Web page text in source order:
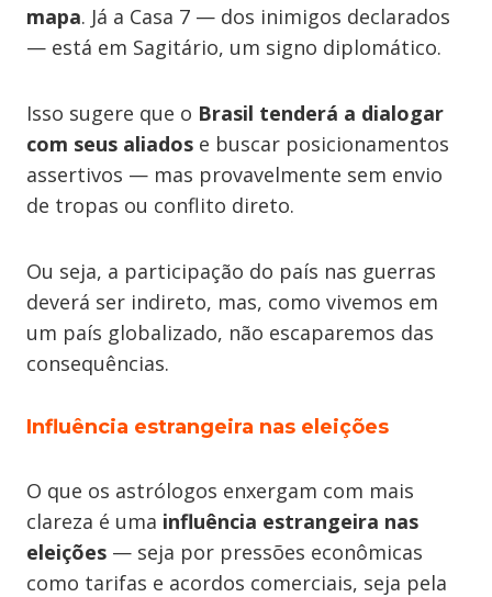
mapa. Já a Casa 7 — dos inimigos declarados
— está em Sagitário, um signo diplomático.
Isso sugere que o Brasil tenderá a dialogar
com seus aliados e buscar posicionamentos
assertivos — mas provavelmente sem envio
de tropas ou conflito direto.
Ou seja, a participação do país nas guerras
deverá ser indireto, mas, como vivemos em
um país globalizado, não escaparemos das
consequências.
Influência estrangeira nas eleições
O que os astrólogos enxergam com mais
clareza é uma influência estrangeira nas
eleições — seja por pressões econômicas
como tarifas e acordos comerciais, seja pela